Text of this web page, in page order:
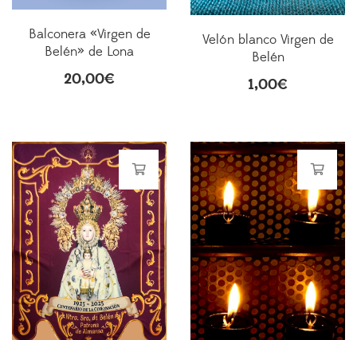
Balconera «Virgen de
Belén» de Lona
20,00€
Velón blanco Virgen de
Belén
1,00€